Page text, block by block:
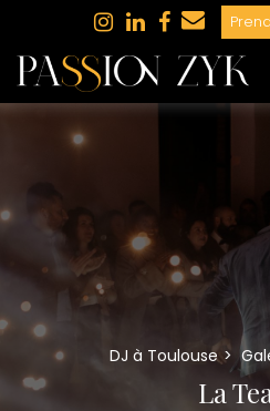
DJ à Toulouse
La
Panneau de gestion des cookies